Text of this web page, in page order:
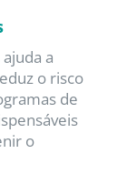
a
o risco
de
o